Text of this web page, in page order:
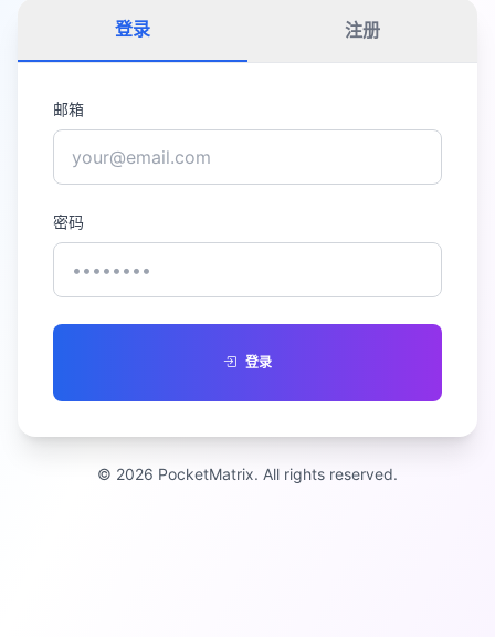
登录 注册
邮箱
密码
登录
© 2026 PocketMatrix. All rights reserved.